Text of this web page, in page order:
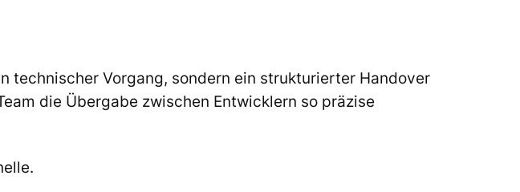
technischer Vorgang, sondern ein strukturierter Handover
die Übergabe zwischen Entwicklern so präzise